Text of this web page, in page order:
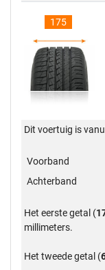
175
Dit voertuig is
Voorband
Achterband
Het eerste getal (
millimeters.
Het tweede getal (